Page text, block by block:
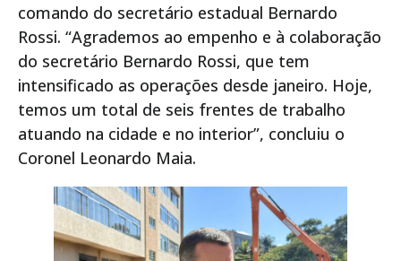
comando do secretário estadual Bernardo
Rossi. “Agrademos ao empenho e à colaboração
do secretário Bernardo Rossi, que tem
intensificado as operações desde janeiro. Hoje,
temos um total de seis frentes de trabalho
atuando na cidade e no interior”, concluiu o
Coronel Leonardo Maia.